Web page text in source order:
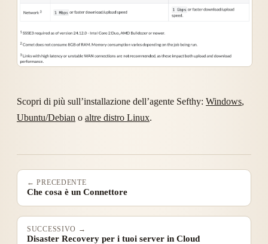
Scopri di più sull’installazione dell’agente Sefthy: Windows,
Ubuntu/Debian o altre distro Linux.
← PRECEDENTE
Che cosa è un Connettore
SUCCESSIVO →
Disaster Recovery per i tuoi server in Cloud